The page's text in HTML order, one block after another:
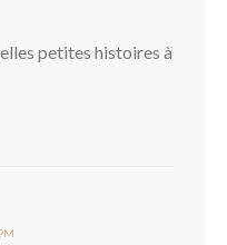
petites histoires à